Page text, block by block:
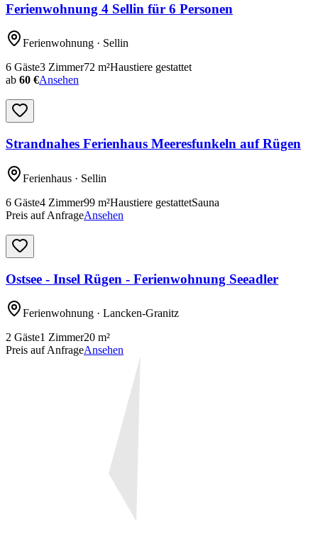
Ferienwohnung 4 Sellin für 6 Personen
Ferienwohnung · Sellin
6 Gäste3 Zimmer72 m²Haustiere gestattet
ab 60 €Ansehen
Strandnahes Ferienhaus Meeresfunkeln auf Rügen
Ferienhaus · Sellin
6 Gäste4 Zimmer99 m²Haustiere gestattetSauna
Preis auf AnfrageAnsehen
Ostsee - Insel Rügen - Ferienwohnung Seeadler
Ferienwohnung · Lancken-Granitz
2 Gäste1 Zimmer20 m²
Preis auf AnfrageAnsehen